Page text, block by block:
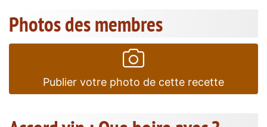
Photos des membres
Publier votre photo de cette recette